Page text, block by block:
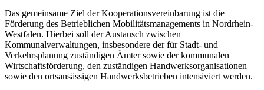
Das gemeinsame Ziel der Kooperationsvereinbarung ist die
Förderung des Betrieblichen Mobilitätsmanagements in Nordrhein-
Westfalen. Hierbei soll der Austausch zwischen
Kommunalverwaltungen, insbesondere der für Stadt- und
Verkehrsplanung zuständigen Ämter sowie der kommunalen
Wirtschaftsförderung, den zuständigen Handwerksorganisationen
sowie den ortsansässigen Handwerksbetrieben intensiviert werden.